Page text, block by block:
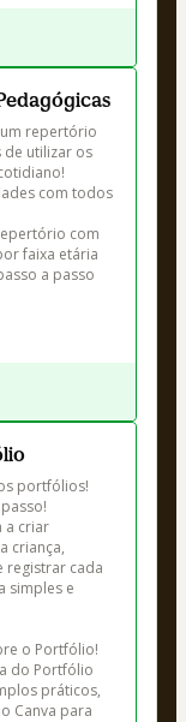
repertório
utilizar os
com todos
com
faixa etária
a passo
portfólios!
a criar
criança,
registrar cada
simples e
o Portfólio!
do Portfólio
práticos,
Canva para